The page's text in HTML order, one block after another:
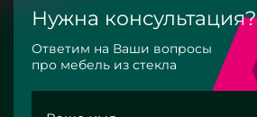
Нужна консультация?
Ответим на Ваши вопросы
про мебель из стекла